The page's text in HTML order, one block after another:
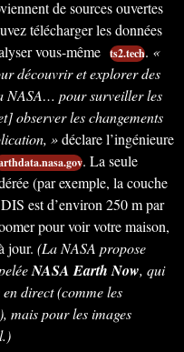
de sources ouvertes
télécharger les données
vous-même ts2.tech. «
découvrir et explorer des
NASA… pour surveiller les
observer les changements
»déclare l’ingénieure
. La seule
(par exemple, la couche
est d’environ 250 m par
pour voir votre maison,
jour. (La NASA propose
NASA Earth Now, qui
direct (comme les
mais pour les images